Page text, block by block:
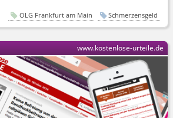
OLG Frankfurt am Main Schmerzensgeld
www.kostenlose-urteile.de